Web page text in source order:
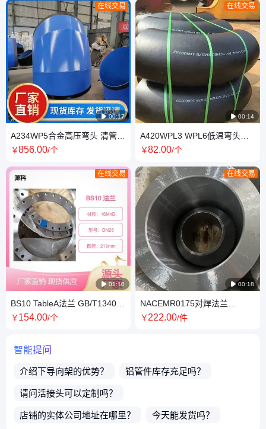
 00:17
在线交易
A234WP5合金高压弯头 清管三
通 同心异径管正加回热处理
￥856.00/个
 01:10
在线交易
BS10 TableA法兰 GB/T13402-
2009大直径高压盲板 16MnD低
￥154.00/个
 00:14
在线交易
A420WPL3 WPL6低温弯头零
下40度冲击试验分析源科一流
￥82.00/个
 00:18
在线交易
NACEMR0175对焊法兰
ASMEB16.5美标 6063铝盲板
￥222.00/件
智能提问
介绍下导向架的优势？ 铝管件库存充足吗？
请问活接头可以定制吗？
店铺的实体公司地址在哪里？ 今天能发货吗？